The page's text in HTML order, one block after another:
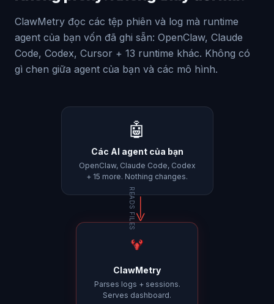
ClawMetry đọc các tệp phiên và log mà runtime
agent của bạn vốn đã ghi sẵn: OpenClaw, Claude
Code, Codex, Cursor + 13 runtime khác. Không có
gì chen giữa agent của bạn và các mô hình.
🤖
Các AI agent của bạn
OpenClaw, Claude Code, Codex
+ 15 more. Nothing changes.
READS FILES
ClawMetry
Parses logs + sessions.
Serves dashboard.